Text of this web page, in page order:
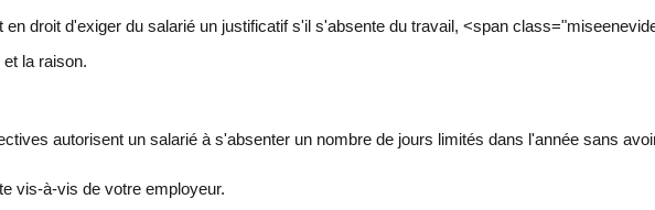
droit d'exiger du salarié un justificatif s'il s'absente du travail, <span
la raison.
autorisent un salarié à s'absenter un nombre de jours limités dans l'année sans
vis-à-vis de votre employeur.